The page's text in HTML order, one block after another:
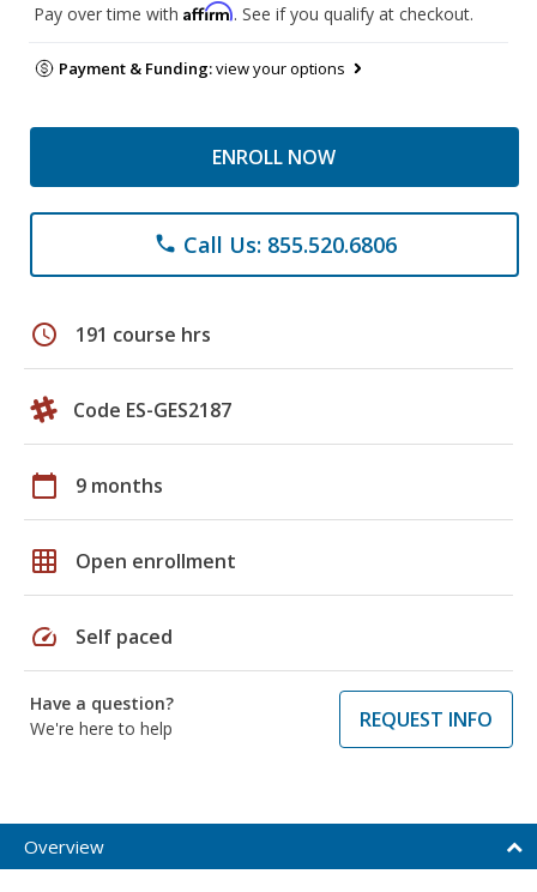
Pay over time with Affirm. See if you qualify at checkout.
Payment & Funding:view your options
ENROLL NOW
phone Call Us: 855.520.6806
schedule 191 course hrs
Code ES-GES2187
calendar_today 9 months
grid_on Open enrollment
speed Self paced
Have a question?
We're here to help
REQUEST INFO
Overview